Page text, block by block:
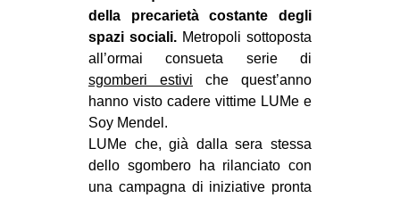
della precarietà costante degli
spazi sociali. Metropoli sottoposta
all’ormai consueta serie di
sgomberi estivi che quest’anno
hanno visto cadere vittime LUMe e
Soy Mendel.
LUMe che, già dalla sera stessa
dello sgombero ha rilanciato con
una campagna di iniziative pronta